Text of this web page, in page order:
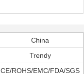
China
Trendy
CE/ROHS/EMC/FDA/SGS